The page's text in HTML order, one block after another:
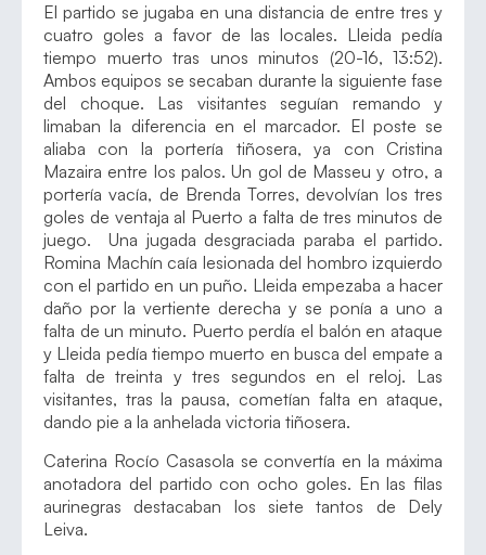
El partido se jugaba en una distancia de entre tres y
cuatro goles a favor de las locales. Lleida pedía
tiempo muerto tras unos minutos (20-16, 13:52).
Ambos equipos se secaban durante la siguiente fase
del choque. Las visitantes seguían remando y
limaban la diferencia en el marcador. El poste se
aliaba con la portería tiñosera, ya con Cristina
Mazaira entre los palos. Un gol de Masseu y otro, a
portería vacía, de Brenda Torres, devolvían los tres
goles de ventaja al Puerto a falta de tres minutos de
juego. Una jugada desgraciada paraba el partido.
Romina Machín caía lesionada del hombro izquierdo
con el partido en un puño. Lleida empezaba a hacer
daño por la vertiente derecha y se ponía a uno a
falta de un minuto. Puerto perdía el balón en ataque
y Lleida pedía tiempo muerto en busca del empate a
falta de treinta y tres segundos en el reloj. Las
visitantes, tras la pausa, cometían falta en ataque,
dando pie a la anhelada victoria tiñosera.
Caterina Rocío Casasola se convertía en la máxima
anotadora del partido con ocho goles. En las filas
aurinegras destacaban los siete tantos de Dely
Leiva.